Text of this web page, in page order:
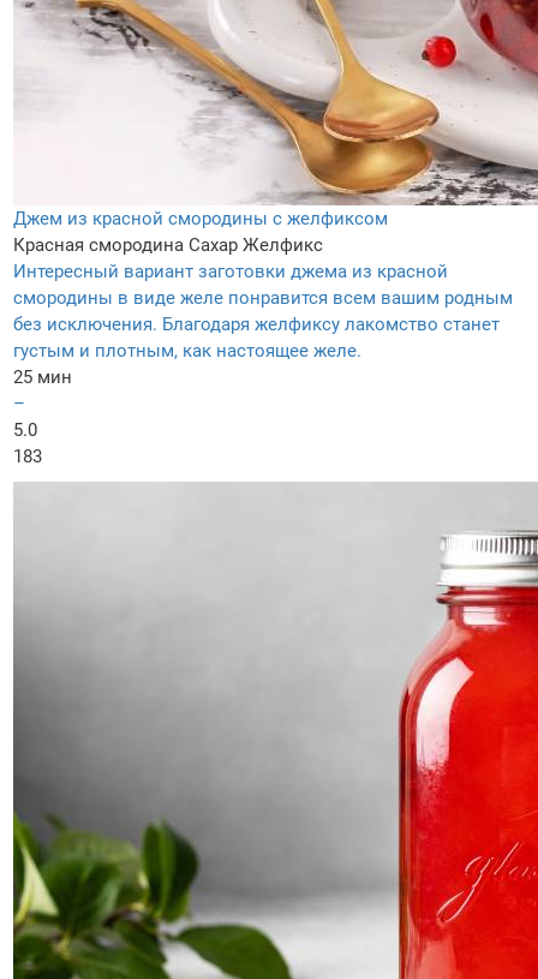
Джем из красной смородины с желфиксом
Красная смородина Сахар Желфикс
Интересный вариант заготовки джема из красной
смородины в виде желе понравится всем вашим родным
без исключения. Благодаря желфиксу лакомство станет
густым и плотным, как настоящее желе.
25 мин
–
5.0
183